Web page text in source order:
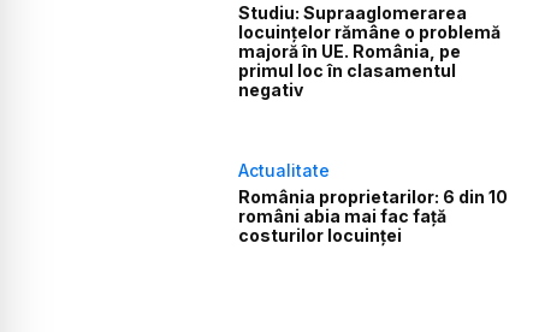
Studiu: Supraaglomerarea
locuințelor rămâne o problemă
majoră în UE. România, pe
primul loc în clasamentul
negativ
Actualitate
România proprietarilor: 6 din 10
români abia mai fac față
costurilor locuinței